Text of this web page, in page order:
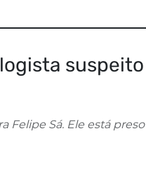
Felipe Sá. Ele está preso